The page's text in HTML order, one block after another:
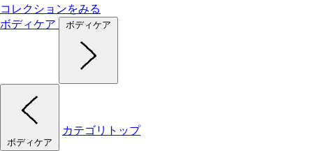
コレクションをみる
ボディケア
ボディケア
ボディケア
カテゴリトップ